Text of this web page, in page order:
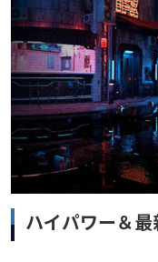
ハイパワー＆